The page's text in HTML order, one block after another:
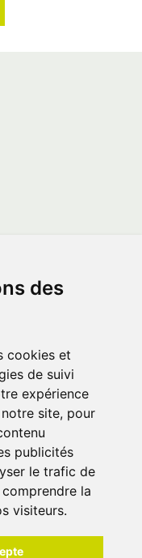
des
cookies et
de suivi
expérience
site, pour
publicités
le trafic de
la
visiteurs.